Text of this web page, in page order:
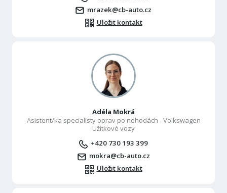
mrazek@cb-auto.cz
Uložit kontakt
Adéla Mokrá
Asistent/ka specialisty oprav po nehodách - Volkswagen
Užitkové vozy
+420 730 193 399
mokra@cb-auto.cz
Uložit kontakt